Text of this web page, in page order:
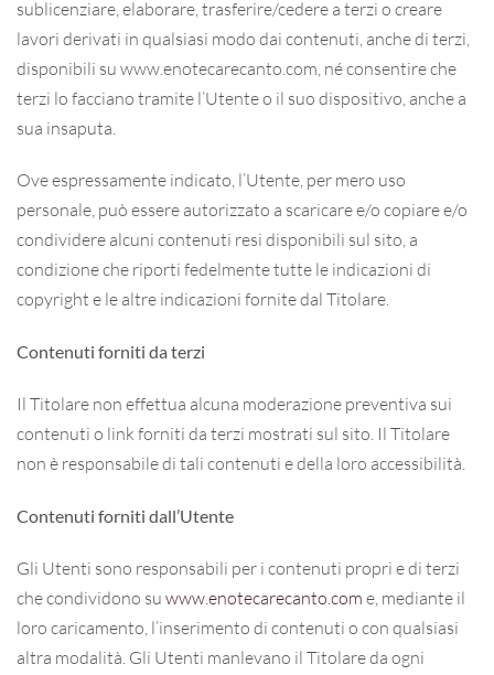
sublicenziare, elaborare, trasferire/cedere a terzi o creare
lavori derivati in qualsiasi modo dai contenuti, anche di terzi,
disponibili su www.enotecarecanto.com, né consentire che
terzi lo facciano tramite l’Utente o il suo dispositivo, anche a
sua insaputa.
Ove espressamente indicato, l’Utente, per mero uso
personale, può essere autorizzato a scaricare e/o copiare e/o
condividere alcuni contenuti resi disponibili sul sito, a
condizione che riporti fedelmente tutte le indicazioni di
copyright e le altre indicazioni fornite dal Titolare.
Contenuti forniti da terzi
Il Titolare non effettua alcuna moderazione preventiva sui
contenuti o link forniti da terzi mostrati sul sito. Il Titolare
non è responsabile di tali contenuti e della loro accessibilità.
Contenuti forniti dall’Utente
Gli Utenti sono responsabili per i contenuti propri e di terzi
che condividono su www.enotecarecanto.com e, mediante il
loro caricamento, l’inserimento di contenuti o con qualsiasi
altra modalità. Gli Utenti manlevano il Titolare da ogni